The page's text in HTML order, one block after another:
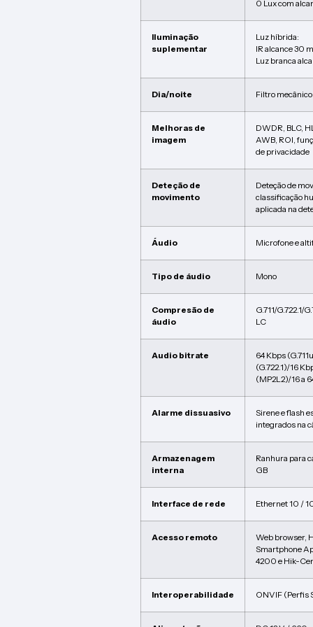
0 Lux com
Iluminação
suplementar
Luz híbrida:
IR alcance 30 m
Luz branca
Dia/noite Filtro
Melhoras de
imagem
DWDR, BLC,
AWB, ROI,
de privacidade
Deteção de
movimento
Deteção de
classificação
aplicada na
Áudio Microfone e
Tipo de áudio Mono
Compresão de
áudio
G.711/
LC
Audio bitrate
64 Kbps
(G.722.1)/16
(MP2L2)/16 a
Alarme dissuasivo
Sirene e flash
integrados na
Armazenagem
interna
Ranhura para
GB
Interface de rede Ethernet 10 /
Acesso remoto
Web browser,
Smartphone
4200 e Hik-
Interoperabilidade ONVIF (Perfis